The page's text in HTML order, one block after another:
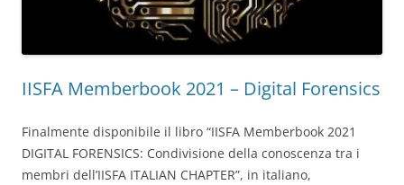
IISFA Memberbook 2021 – Digital Forensics
Finalmente disponibile il libro “IISFA Memberbook 2021
DIGITAL FORENSICS: Condivisione della conoscenza tra i
membri dell’IISFA ITALIAN CHAPTER”, in italiano,